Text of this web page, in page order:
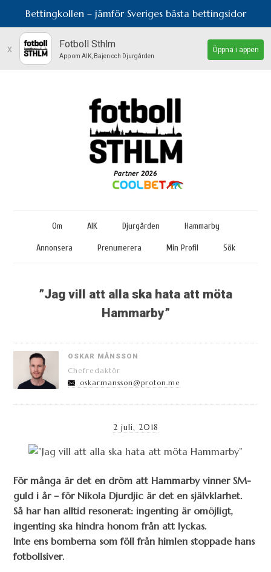
Bettingkollen – jämför Sveriges bästa bettingsidor
x Fotboll Sthlm
App om AIK, Bajen och Djurgården
Öppna i appen
Om AIK Djurgården Hammarby
Annonsera Prenumerera Min Profil Sök
”Jag vill att alla ska hata att möta
Hammarby”
OSKAR MÅNSSON
Chefredaktör
oskarmansson@proton.me
2 juli, 2018
För många är det en dröm att Hammarby vinner SM-
guld i år – för Nikola Djurdjic är det en självklarhet.
Så har han alltid resonerat: ingenting är omöjligt,
ingenting ska hindra honom från att lyckas.
Inte ens bomberna som föll från himlen stoppade hans
fotbollsiver.